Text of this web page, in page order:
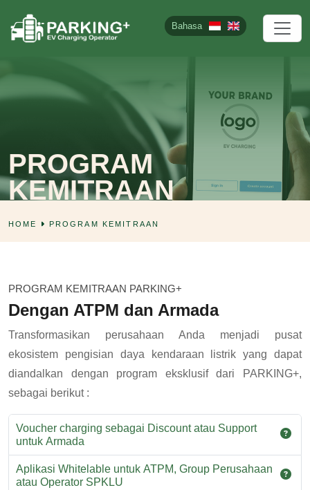
Bahasa
PROGRAM
KEMITRAAN
HOME PROGRAM KEMITRAAN
PROGRAM KEMITRAAN PARKING+
Dengan ATPM dan Armada
Transformasikan perusahaan Anda menjadi pusat
ekosistem pengisian daya kendaraan listrik yang dapat
diandalkan dengan program eksklusif dari PARKING+,
sebagai berikut :
Voucher charging sebagai Discount atau Support
untuk Armada
Aplikasi Whitelable untuk ATPM, Group Perusahaan
atau Operator SPKLU